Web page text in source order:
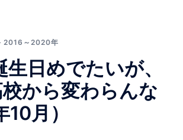
2016～2020年
日めでたいが、
から変わらんな
10月）